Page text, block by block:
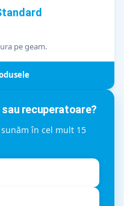
pe geam.
recuperatoare?
în cel mult 15